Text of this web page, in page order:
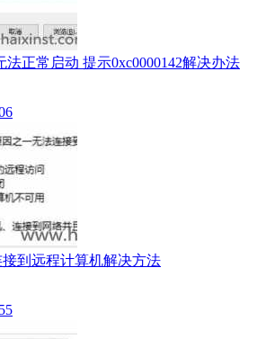
法正常启动 提示0xc0000142解决办法
到远程计算机解决方法